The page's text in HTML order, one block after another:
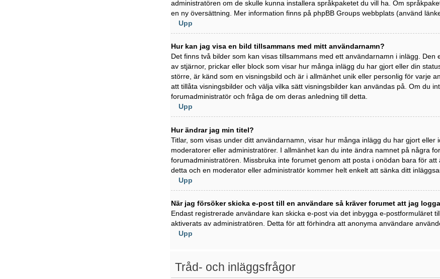
administratören om de skulle kunna installera språkpaketet du vill ha. Om
en ny översättning. Mer information finns på phpBB Groups webbplats (använd
Upp
Hur kan jag visa en bild tillsammans med mitt användarnamn?
Det finns två bilder som kan visas tillsammans med ett användarnamn i inlägg.
av stjärnor, prickar eller block som visar hur många inlägg du har gjort eller din
större, är känd som en visningsbild och är i allmänhet unik eller personlig för varje
att tillåta visningsbilder och välja vilka sätt visningsbilder kan användas på. Om du
forumadministratör och fråga de om deras anledning till detta.
Upp
Hur ändrar jag min titel?
Titlar, som visas under ditt användarnamn, visar hur många inlägg du har gjort eller
moderatorer eller administratörer. I allmänhet kan du inte ändra namnet på några
forumadministratören. Missbruka inte forumet genom att posta i onödan bara för
detta och en moderator eller administratör kommer helt enkelt att sänka ditt
Upp
När jag försöker skicka e-post till en användare så kräver forumet att jag
Endast registrerade användare kan skicka e-post via det inbygga e-postformuläret
aktiverats av administratören. Detta för att förhindra att anonyma användare
Upp
Tråd- och inläggsfrågor